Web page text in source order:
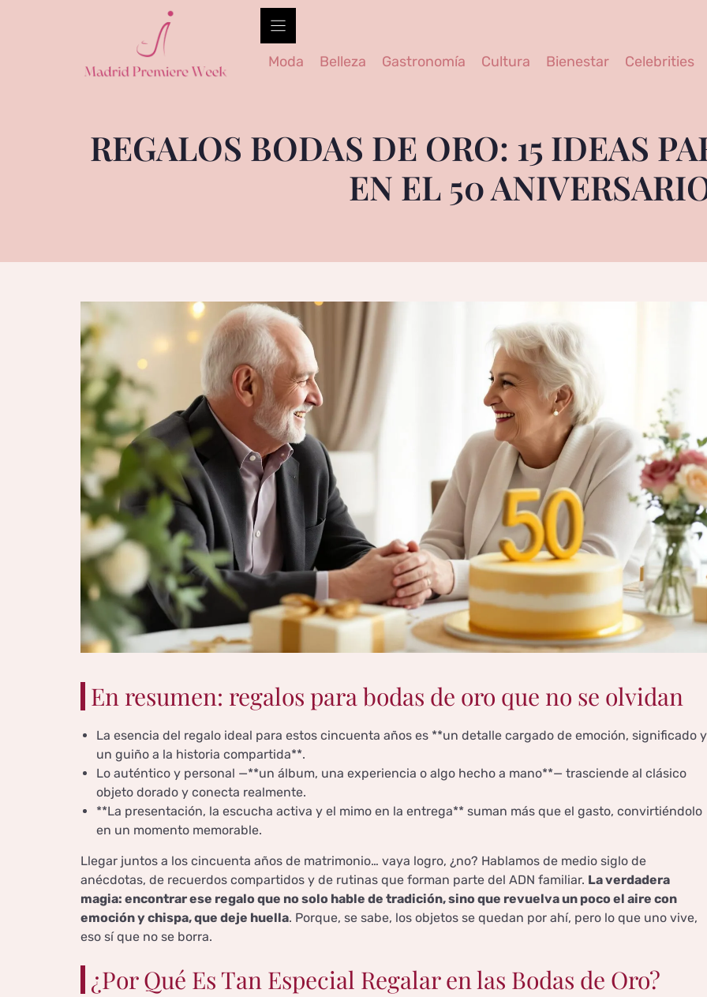
Moda Belleza Gastronomía Cultura Bienestar Celebrities
REGALOS BODAS DE ORO: 15 IDEAS
EN EL 50
En resumen: regalos para bodas de oro que no se olvidan
La esencia del regalo ideal para estos cincuenta años es **un detalle cargado de emoción, significado y
un guiño a la historia compartida**.
Lo auténtico y personal —**un álbum, una experiencia o algo hecho a mano**— trasciende al clásico
objeto dorado y conecta realmente.
**La presentación, la escucha activa y el mimo en la entrega** suman más que el gasto, convirtiéndolo
en un momento memorable.
Llegar juntos a los cincuenta años de matrimonio… vaya logro, ¿no? Hablamos de medio siglo de
anécdotas, de recuerdos compartidos y de rutinas que forman parte del ADN familiar. La verdadera
magia: encontrar ese regalo que no solo hable de tradición, sino que revuelva un poco el aire con
emoción y chispa, que deje huella. Porque, se sabe, los objetos se quedan por ahí, pero lo que uno vive,
eso sí que no se borra.
¿Por Qué Es Tan Especial Regalar en las Bodas de Oro?